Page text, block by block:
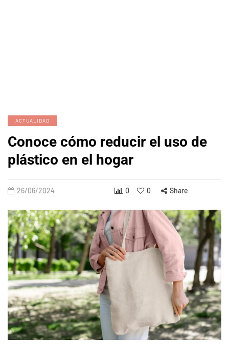
ACTUALIDAD
Conoce cómo reducir el uso de
plástico en el hogar
26/06/2024 0 0 Share